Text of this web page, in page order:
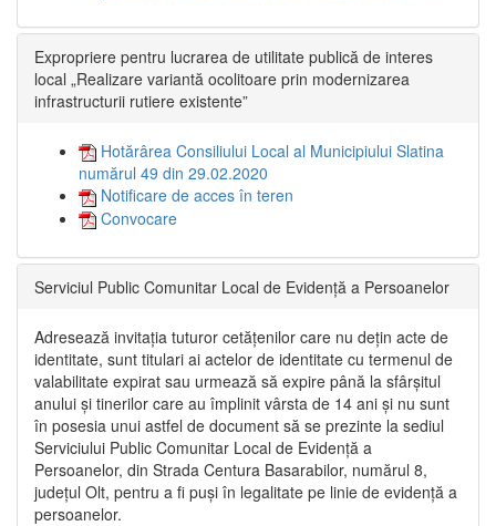
Expropriere pentru lucrarea de utilitate publică de interes
local „Realizare variantă ocolitoare prin modernizarea
infrastructurii rutiere existente”
Hotărârea Consiliului Local al Municipiului Slatina
numărul 49 din 29.02.2020
Notificare de acces în teren
Convocare
Serviciul Public Comunitar Local de Evidență a Persoanelor
Adresează invitația tuturor cetățenilor care nu dețin acte de
identitate, sunt titulari ai actelor de identitate cu termenul de
valabilitate expirat sau urmează să expire până la sfârșitul
anului și tinerilor care au împlinit vârsta de 14 ani și nu sunt
în posesia unui astfel de document să se prezinte la sediul
Serviciului Public Comunitar Local de Evidență a
Persoanelor, din Strada Centura Basarabilor, numărul 8,
județul Olt, pentru a fi puși în legalitate pe linie de evidență a
persoanelor.